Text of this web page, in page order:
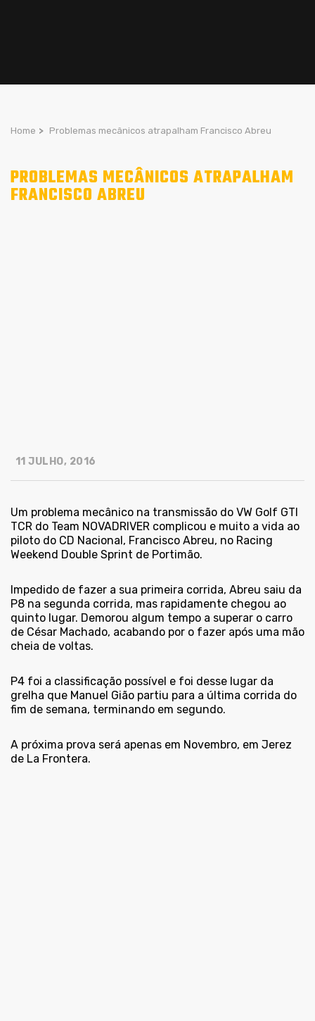
Home > Problemas mecânicos atrapalham Francisco Abreu
PROBLEMAS MECÂNICOS ATRAPALHAM
FRANCISCO ABREU
11 JULHO, 2016
Um problema mecânico na transmissão do VW Golf GTI
TCR do Team NOVADRIVER complicou e muito a vida ao
piloto do CD Nacional, Francisco Abreu, no Racing
Weekend Double Sprint de Portimão.
Impedido de fazer a sua primeira corrida, Abreu saiu da
P8 na segunda corrida, mas rapidamente chegou ao
quinto lugar. Demorou algum tempo a superar o carro
de César Machado, acabando por o fazer após uma mão
cheia de voltas.
P4 foi a classificação possível e foi desse lugar da
grelha que Manuel Gião partiu para a última corrida do
fim de semana, terminando em segundo.
A próxima prova será apenas em Novembro, em Jerez
de La Frontera.